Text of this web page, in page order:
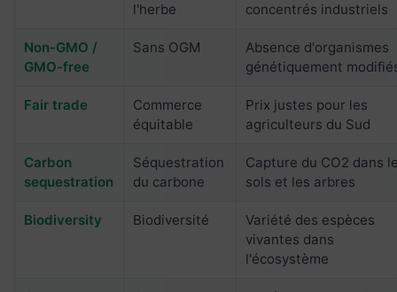
l'herbe
concentrés industriels
Non-GMO /
GMO-free
Sans OGM
Absence d'organismes
génétiquement
Fair trade
Commerce
équitable
Prix justes pour les
agriculteurs du Sud
Carbon
sequestration
Séquestration
du carbone
Capture du CO2 dans
sols et les arbres
Biodiversity Biodiversité
Variété des espèces
vivantes dans
l'écosystème